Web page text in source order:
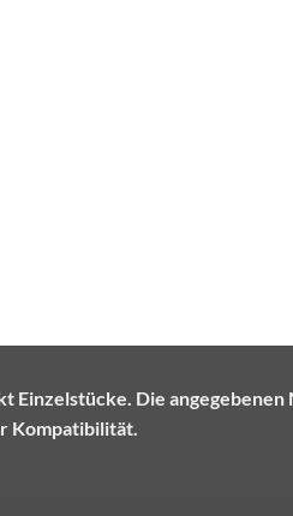
Die
Kompatibilität.